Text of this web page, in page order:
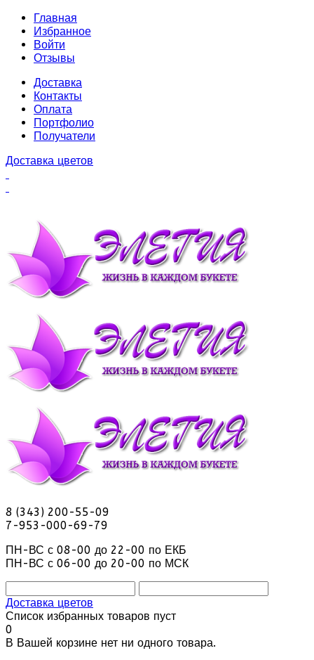
Главная
Избранное
Войти
Отзывы
Доставка
Контакты
Оплата
Портфолио
Получатели
Доставка цветов
8 (343) 200-55-09
7-953-000-69-79
ПН-ВС с 08-00 до 22-00 по ЕКБ
ПН-ВС с 06-00 до 20-00 по МСК
Доставка цветов
Список избранных товаров пуст
0
В Вашей корзине нет ни одного товара.